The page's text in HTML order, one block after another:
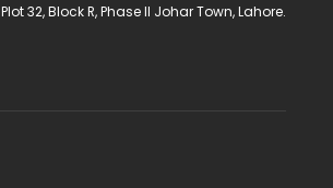
Plot 32, Block R, Phase II Johar Town, Lahore.